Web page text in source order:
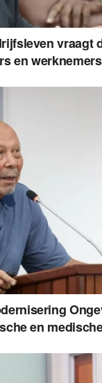
vraagt
en werknemers
en